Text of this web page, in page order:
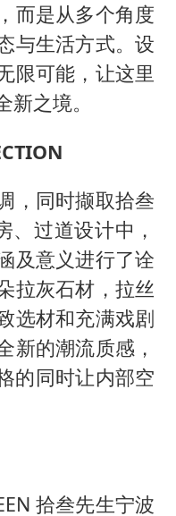
而是从多个角度
与生活方式。设
限可能，让这里
之境。
，同时撷取拾叁
、过道设计中，
及意义进行了诠
拉灰石材，拉丝
选材和充满戏剧
新的潮流质感，
的同时让内部空
拾叁先生宁波